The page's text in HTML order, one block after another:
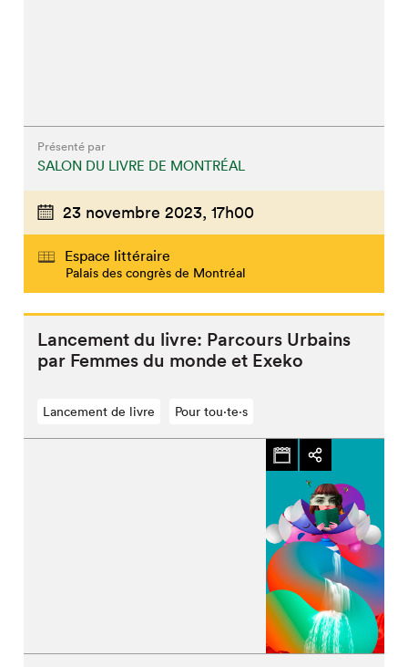
Présenté par
SALON DU LIVRE DE MONTRÉAL
23 novembre 2023, 17h00
Espace littéraire
Palais des congrès de Montréal
Lancement du livre: Parcours Urbains
par Femmes du monde et Exeko
Lancement de livre Pour tou⋅te⋅s